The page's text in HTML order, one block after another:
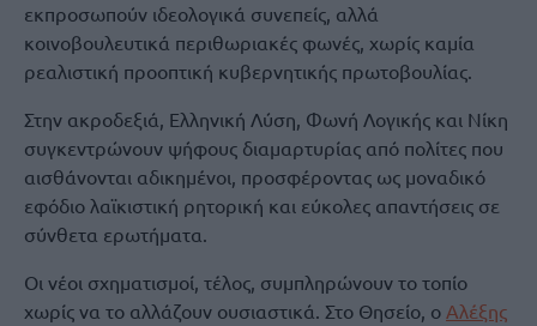
εκπροσωπούν ιδεολογικά συνεπείς, αλλά
κοινοβουλευτικά περιθωριακές φωνές, χωρίς καμία
ρεαλιστική προοπτική κυβερνητικής πρωτοβουλίας.
Στην ακροδεξιά, Ελληνική Λύση, Φωνή Λογικής και Νίκη
συγκεντρώνουν ψήφους διαμαρτυρίας από πολίτες που
αισθάνονται αδικημένοι, προσφέροντας ως μοναδικό
εφόδιο λαϊκιστική ρητορική και εύκολες απαντήσεις σε
σύνθετα ερωτήματα.
Οι νέοι σχηματισμοί, τέλος, συμπληρώνουν το τοπίο
χωρίς να το αλλάζουν ουσιαστικά. Στο Θησείο, ο Αλέξης